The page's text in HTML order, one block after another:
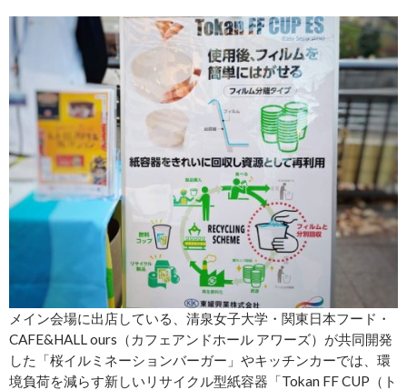
メイン会場に出店している、清泉女子大学・関東日本フード・
CAFE&HALL ours（カフェアンドホール アワーズ）が共同開発
した「桜イルミネーションバーガー」やキッチンカーでは、環
境負荷を減らす新しいリサイクル型紙容器「Tokan FF CUP（ト